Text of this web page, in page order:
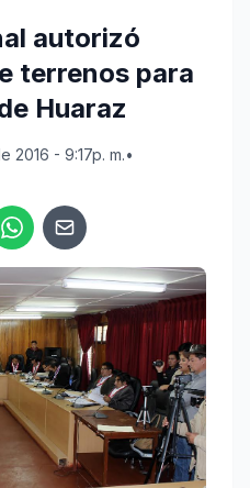
autorizó
terrenos para
Huaraz
2016 - 9:17p. m.•